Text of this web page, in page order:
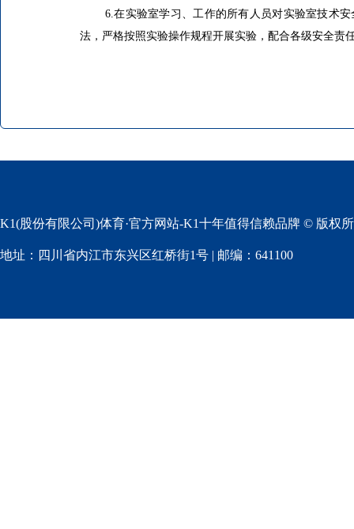
6. 在实验室学习、工作的所有人员对实验室技术
法，严格按照实验操作规程开展实验，配合各级安全责
K1(股份有限公司)体育·官方网站-K1十年值得信赖品牌 © 版权
地址：四川省内江市东兴区红桥街1号 | 邮编：641100